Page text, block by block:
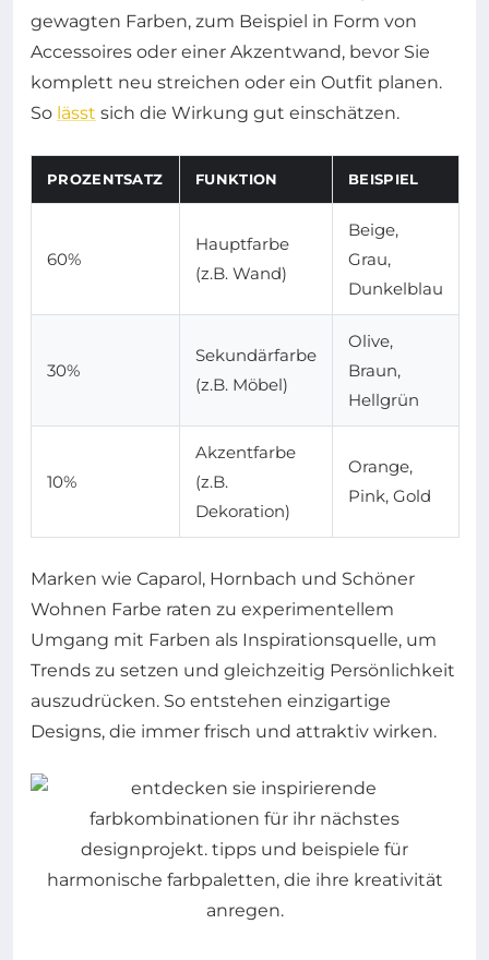
gewagten Farben, zum Beispiel in Form von
Accessoires oder einer Akzentwand, bevor Sie
komplett neu streichen oder ein Outfit planen.
So lässt sich die Wirkung gut einschätzen.
PROZENTSATZ FUNKTION BEISPIEL
60%
Hauptfarbe
(z.B. Wand)
Beige,
Grau,
Dunkelblau
30%
Sekundärfarbe
(z.B. Möbel)
Olive,
Braun,
Hellgrün
10%
Akzentfarbe
(z.B.
Dekoration)
Orange,
Pink, Gold
Marken wie Caparol, Hornbach und Schöner
Wohnen Farbe raten zu experimentellem
Umgang mit Farben als Inspirationsquelle, um
Trends zu setzen und gleichzeitig Persönlichkeit
auszudrücken. So entstehen einzigartige
Designs, die immer frisch und attraktiv wirken.